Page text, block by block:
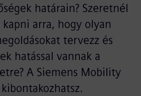
határain? Szeretnél
arra, hogy olyan
tervezz és
hatással vannak a
A Siemens Mobility